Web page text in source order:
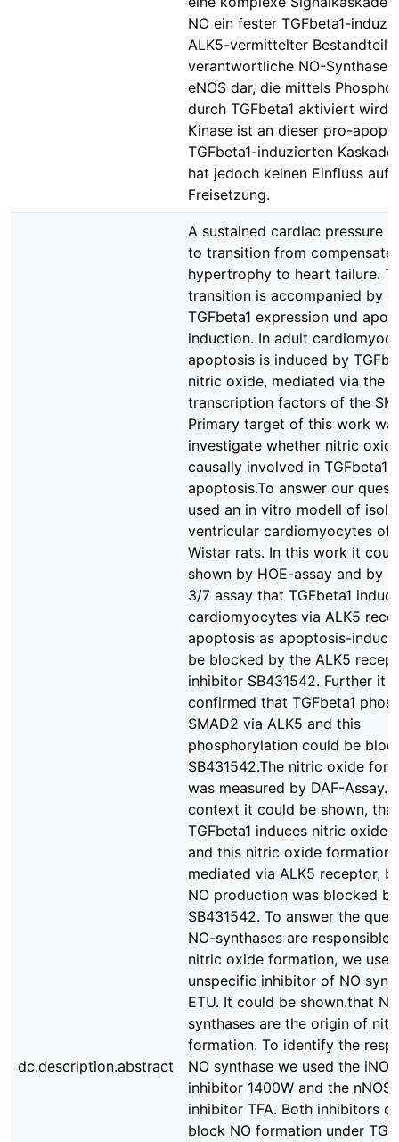
NO ein fester TGFbeta1-
ALK5-vermittelter Bestandteil
verantwortliche NO-Synthase
eNOS dar, die mittels
durch TGFbeta1 aktiviert wird.
Kinase ist an dieser pro-
TGFbeta1-induzierten
hat jedoch keinen Einfluss auf
Freisetzung.
dc.description.abstract
A sustained cardiac pressure
to transition from
hypertrophy to heart failure.
transition is accompanied by
TGFbeta1 expression und
induction. In adult
apoptosis is induced by
nitric oxide, mediated via the
transcription factors of the
Primary target of this work
investigate whether nitric
causally involved in TGFbeta1-
apoptosis.To answer our
used an in vitro modell of
ventricular cardiomyocytes of
Wistar rats. In this work it
shown by HOE-assay and by
3/7 assay that TGFbeta1
cardiomyocytes via ALK5
apoptosis as apoptosis-
be blocked by the ALK5
inhibitor SB431542. Further it
confirmed that TGFbeta1
SMAD2 via ALK5 and this
phosphorylation could be
SB431542.The nitric oxide
was measured by DAF-Assay.
context it could be shown, that
TGFbeta1 induces nitric oxide
and this nitric oxide formation
mediated via ALK5 receptor,
NO production was blocked by
SB431542. To answer the
NO-synthases are responsible
nitric oxide formation, we
unspecific inhibitor of NO
ETU. It could be shown.that NO
synthases are the origin of
formation. To identify the
NO synthase we used the
inhibitor 1400W and the
inhibitor TFA. Both inhibitors
block NO formation under